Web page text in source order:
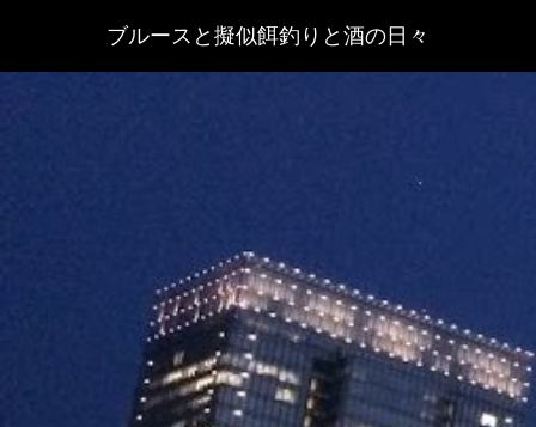
ブルースと擬似餌釣りと酒の日々